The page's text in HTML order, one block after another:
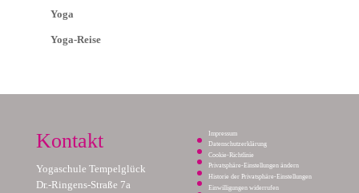
Yoga
Yoga-Reise
Kontakt
Yogaschule Tempelglück
Dr.-Ringens-Straße 7a
Impressum
Datenschutzerklärung
Cookie-Richtlinie
Privatsphäre-Einstellungen ändern
Historie der Privatsphäre-Einstellungen
Einwilligungen widerrufen